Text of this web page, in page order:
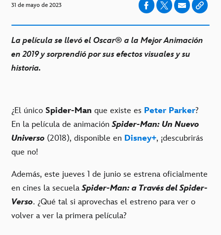
31 de mayo de 2023
La película se llevó el Oscar® a la Mejor Animación
en 2019 y sorprendió por sus efectos visuales y su
historia.
¿El único Spider-Man que existe es Peter Parker?
En la película de animaciónSpider-Man: Un Nuevo
Universo (2018), disponible en Disney+, ¡descubrirás
que no!
Además, este jueves 1 de junio se estrena oficialmente
en cines la secuelaSpider-Man: a Través del Spider-
Verso. ¿Qué tal si aprovechas el estreno para ver o
volver a ver la primera película?